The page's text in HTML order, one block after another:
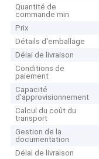
Quantité de
commande min
Prix
Détails d'emballage
Délai de livraison
Conditions de
paiement
Capacité
d'approvisionnement
Calcul du coût du
transport
Gestion de la
documentation
Délai de livraison